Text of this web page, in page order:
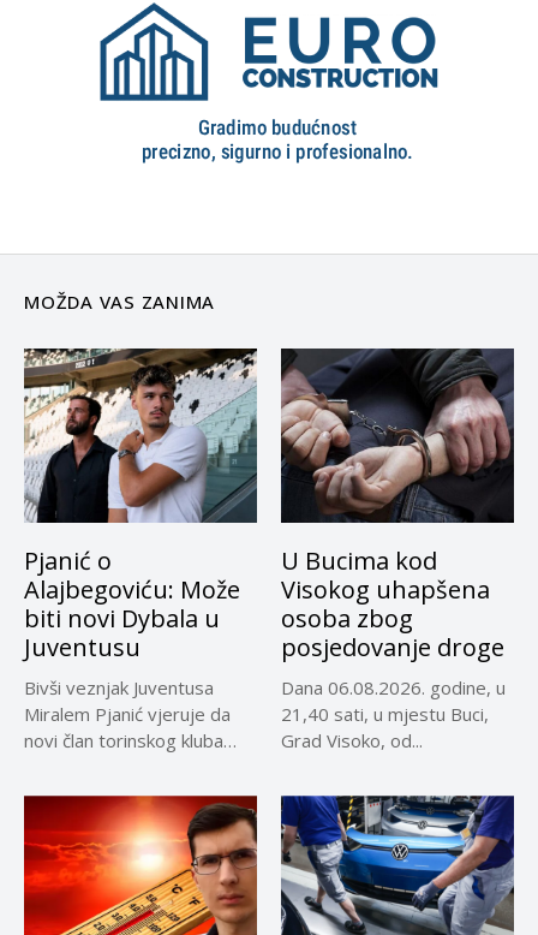
MOŽDA VAS ZANIMA
Pjanić o
Alajbegoviću: Može
biti novi Dybala u
Juventusu
Bivši veznjak Juventusa
Miralem Pjanić vjeruje da
novi član torinskog kluba
U Bucima kod
Visokog uhapšena
osoba zbog
posjedovanje droge
Dana 06.08.2026. godine, u
21,40 sati, u mjestu Buci,
Grad Visoko, od...